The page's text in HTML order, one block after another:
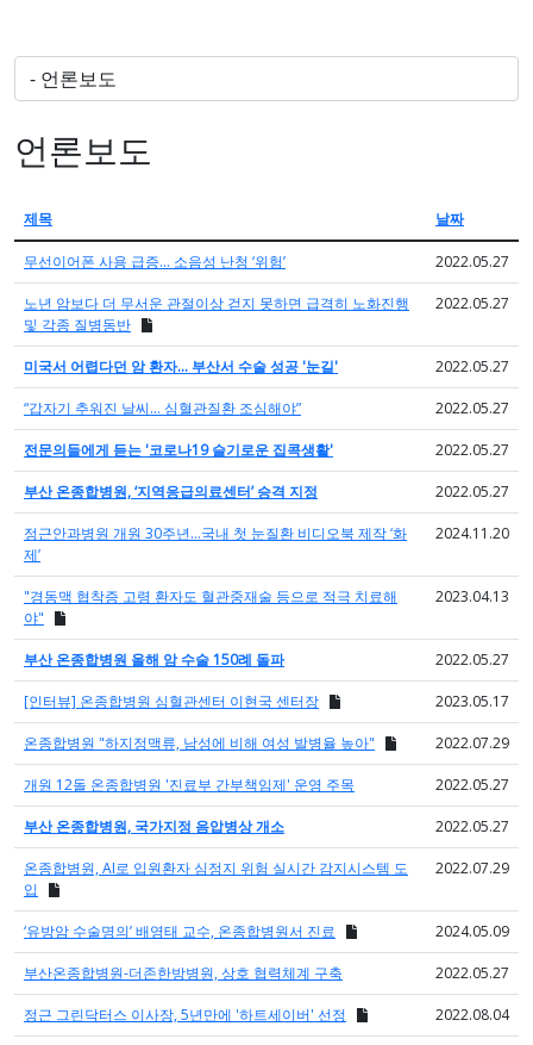
언론보도
제목 날짜
무선이어폰 사용 급증… 소음성 난청 ‘위험’ 2022.05.27
노년 암보다 더 무서운 관절이상 걷지 못하면 급격히 노화진행
및 각종 질병동반
2022.05.27
미국서 어렵다던 암 환자… 부산서 수술 성공 '눈길' 2022.05.27
“갑자기 추워진 날씨… 심혈관질환 조심해야” 2022.05.27
전문의들에게 듣는 '코로나19 슬기로운 집콕생활' 2022.05.27
부산 온종합병원, ‘지역응급의료센터’ 승격 지정 2022.05.27
정근안과병원 개원 30주년…국내 첫 눈질환 비디오북 제작 ‘화
제’
2024.11.20
"경동맥 협착증 고령 환자도 혈관중재술 등으로 적극 치료해
야"
2023.04.13
부산 온종합병원 올해 암 수술 150례 돌파 2022.05.27
[인터뷰] 온종합병원 심혈관센터 이현국 센터장 2023.05.17
온종합병원 "하지정맥류, 남성에 비해 여성 발병율 높아" 2022.07.29
개원 12돌 온종합병원 '진료부 간부책임제' 운영 주목 2022.05.27
부산 온종합병원, 국가지정 음압병상 개소 2022.05.27
온종합병원, AI로 입원환자 심정지 위험 실시간 감지시스템 도
입
2022.07.29
‘유방암 수술명의’ 배영태 교수, 온종합병원서 진료 2024.05.09
부산온종합병원-더존한방병원, 상호 협력체계 구축 2022.05.27
정근 그린닥터스 이사장, 5년만에 '하트세이버' 선정 2022.08.04